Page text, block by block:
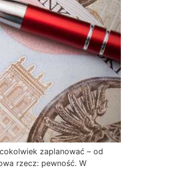
zaplanować – od
rzecz: pewność. W